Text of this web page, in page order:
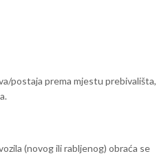
postaja prema mjestu prebivališta,
(novog ili rabljenog) obraća se